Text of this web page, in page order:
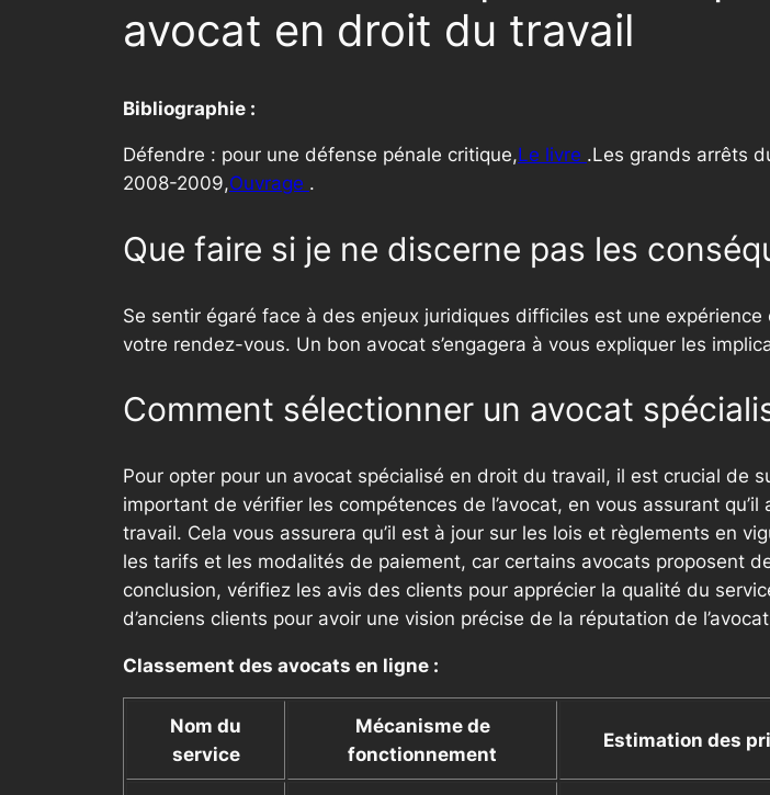
avocat en droit du travail
Bibliographie :
Défendre : pour une défense pénale critique,Le livre .Les grands arrêts
2008-2009,Ouvrage .
Que faire si je ne discerne pas les
Se sentir égaré face à des enjeux juridiques difficiles est une
votre rendez-vous. Un bon avocat s’engagera à vous expliquer les
Comment sélectionner un avocat
Pour opter pour un avocat spécialisé en droit du travail, il est crucial de
important de vérifier les compétences de l’avocat, en vous assurant
travail. Cela vous assurera qu’il est à jour sur les lois et règlements en
les tarifs et les modalités de paiement, car certains avocats proposent
conclusion, vérifiez les avis des clients pour apprécier la qualité du
d’anciens clients pour avoir une vision précise de la réputation de
Classement des avocats en ligne :
Nom du
service
Mécanisme de
fonctionnement
Estimation des